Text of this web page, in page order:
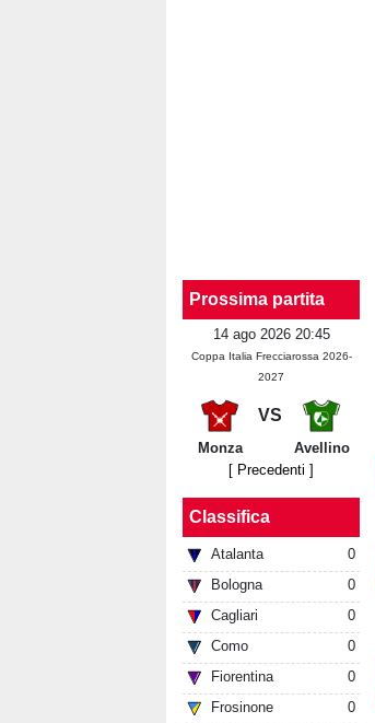
Prossima partita
14 ago 2026 20:45
Coppa Italia Frecciarossa 2026-
2027
VS
Monza
Avellino
[ Precedenti ]
Classifica
Atalanta
0
Bologna
0
Cagliari
0
Como
0
Fiorentina
0
Frosinone
0